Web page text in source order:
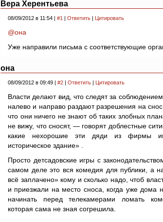
Вера Херентьева
08/09/2012 в 11:54 | #1 | Ответить | Цитировать
@она
Уже направили письма с соответствующие
она
08/09/2012 в 09:49 | #2 | Ответить | Цитировать
Власти делают вид, что следят за
налево и направо раздают разрешения на
что они ничего не знают об таких злобных
не вижу, что сносят, — говорят доблестные
какие нехорошие эти дяди из фирмы
историческое здание» .
Просто детсадовские игры с
самом деле это вся комедия для публики, а
всё заплачено» кому и сколько надо, чтоб
и приезжали на место сноса, когда уже дома
начинать перед телекамерами ломать
которая сама не зная согрешила.